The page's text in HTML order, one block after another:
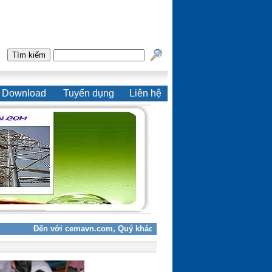
Download Tuyển dụng Liên hệ
Đến với cemavn.com, Quý khách nhận được sự tư vấn chuyên